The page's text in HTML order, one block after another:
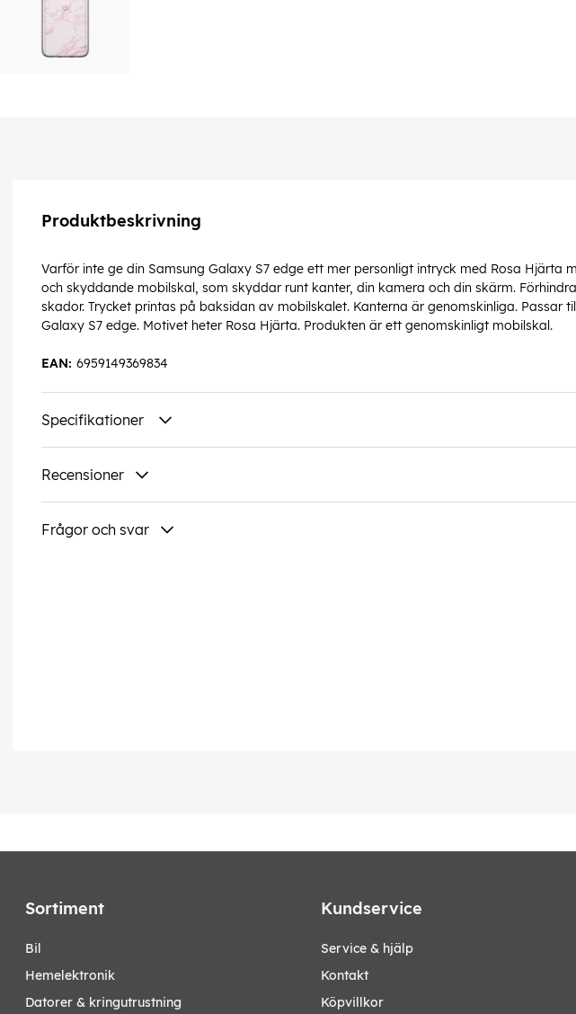
Produktbeskrivning
Varför inte ge din Samsung Galaxy S7 edge ett mer personligt intryck med Rosa Hjärta
och skyddande mobilskal, som skyddar runt kanter, din kamera och din skärm.
skador. Trycket printas på baksidan av mobilskalet. Kanterna är genomskinliga. Passar
Galaxy S7 edge. Motivet heter Rosa Hjärta. Produkten är ett genomskinligt mobilskal.
6959149369834
EAN:
Specifikationer
Recensioner
Frågor och svar
Sortiment
bil
hemelektronik
datorer & kringutrustning
Kundservice
Service & hjälp
Kontakt
Köpvillkor